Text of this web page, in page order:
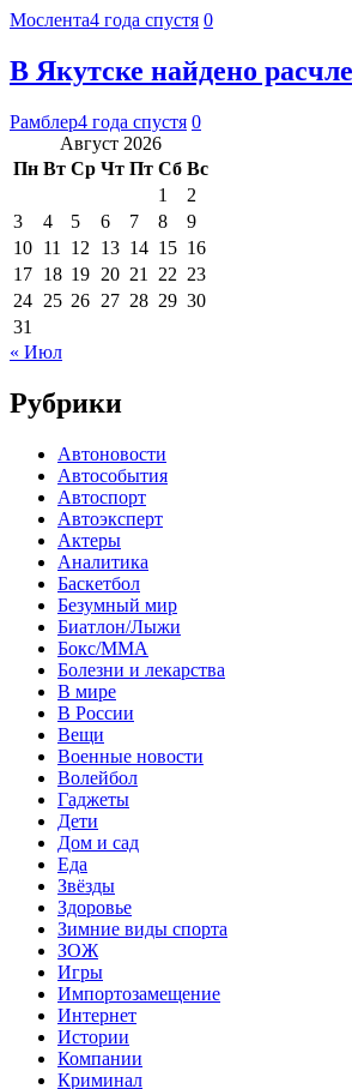
Мослента4 года спустя 0
В Якутске найдено
Рамблер4 года спустя 0
Август 2026
Пн Вт Ср Чт Пт Сб Вс
1
2
3
4 5 6 7 8
9
10 11 12 13 14 15 16
17 18 19 20 21 22 23
24 25 26 27 28 29 30
31
« Июл
Рубрики
Автоновости
Автособытия
Автоспорт
Автоэксперт
Актеры
Аналитика
Баскетбол
Безумный мир
Биатлон/Лыжи
Бокс/MMA
Болезни и лекарства
В мире
В России
Вещи
Военные новости
Волейбол
Гаджеты
Дети
Дом и сад
Еда
Звёзды
Здоровье
Зимние виды спорта
ЗОЖ
Игры
Импортозамещение
Интернет
Истории
Компании
Криминал